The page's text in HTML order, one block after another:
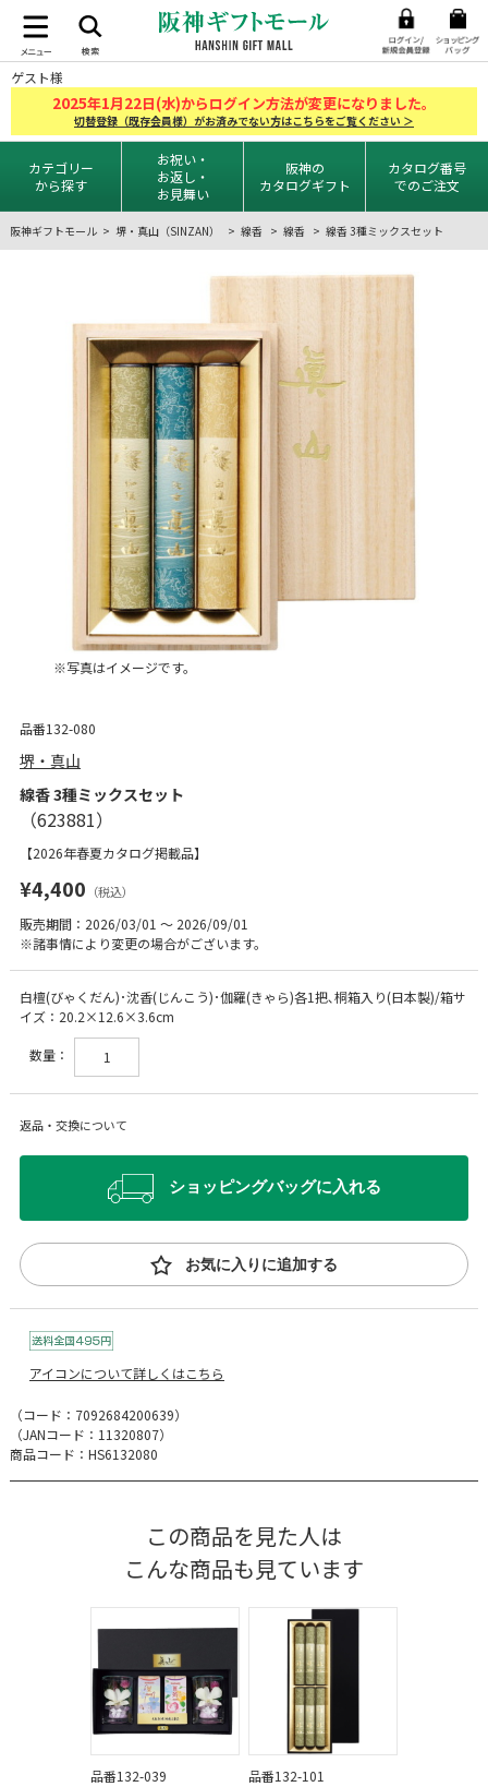
ゲスト様
2025年1月22日(水)からログイン方法が変更になりました。
切替登録（既存会員様）がお済みでない方はこちらをご覧ください ＞
カテゴリー
から探す
お祝い・
お返し・
お見舞い
阪神の
カタログギフト
カタログ番号
でのご注文
阪神ギフトモール 堺・真山（SINZAN） 線香 線香 線香 3種ミックスセット
※写真はイメージです。
品番132-080
堺・真山
線香 3種ミックスセット
【2026年春夏カタログ掲載品】
¥4,400 （税込）
販売期間：2026/03/01 ～ 2026/09/01
※諸事情により変更の場合がございます。
白檀(びゃくだん)･沈香(じんこう)･伽羅(きゃら)各1把､桐箱入り(日本製)/箱サ
イズ：20.2×12.6×3.6cm
数量：
返品・交換について
ショッピングバッグに入れる
お気に入りに追加する
アイコンについて詳しくはこちら
（コード： 7092684200639）
（JANコード： 11320807）
商品コード：HS6132080
この商品を見た人は
こんな商品も見ています
品番132-039
品番132-101